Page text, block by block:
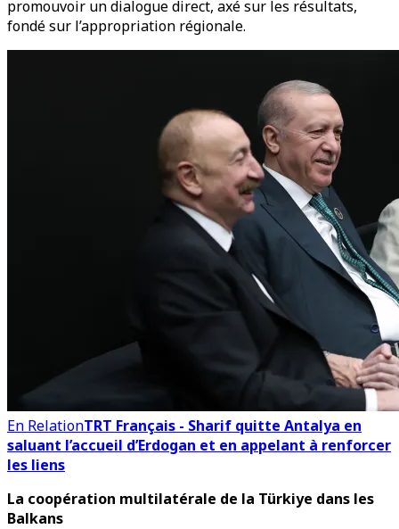
promouvoir un dialogue direct, axé sur les résultats,
fondé sur l’appropriation régionale.
En RelationTRT Français - Sharif quitte Antalya en
saluant l’accueil d’Erdogan et en appelant à renforcer
les liens
La coopération multilatérale de la Türkiye dans les
Balkans